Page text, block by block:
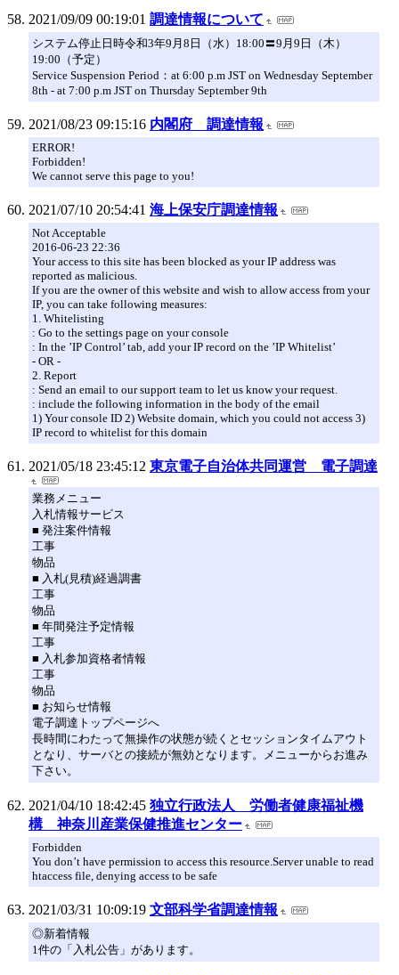
2021/09/09 00:19:01 調達情報について
システム停止日時令和3年9月8日（水）18:00〓9月9日（木）
19:00（予定）
Service Suspension Period：at 6:00 p.m JST on Wednesday September
8th - at 7:00 p.m JST on Thursday September 9th
2021/08/23 09:15:16 内閣府 調達情報
ERROR!
Forbidden!
We cannot serve this page to you!
2021/07/10 20:54:41 海上保安庁調達情報
Not Acceptable
2016-06-23 22:36
Your access to this site has been blocked as your IP address was
reported as malicious.
If you are the owner of this website and wish to allow access from your
IP, you can take following measures:
1. Whitelisting
: Go to the settings page on your console
: In the ’IP Control’ tab, add your IP record on the ’IP Whitelist’
- OR -
2. Report
: Send an email to our support team to let us know your request.
: include the following information in the body of the email
1) Your console ID 2) Website domain, which you could not access 3)
IP record to whitelist for this domain
2021/05/18 23:45:12 東京電子自治体共同運営 電子調達
業務メニュー
入札情報サービス
■ 発注案件情報
工事
物品
■ 入札(見積)経過調書
工事
物品
■ 年間発注予定情報
工事
■ 入札参加資格者情報
工事
物品
■ お知らせ情報
電子調達トップページへ
長時間にわたって無操作の状態が続くとセッションタイムアウト
となり、サーバとの接続が無効となります。メニューからお進み
下さい。
2021/04/10 18:42:45 独立行政法人 労働者健康福祉機
構 神奈川産業保健推進センター
Forbidden
You don’t have permission to access this resource.Server unable to read
htaccess file, denying access to be safe
2021/03/31 10:09:19 文部科学省調達情報
◎新着情報
1件の「入札公告」があります。